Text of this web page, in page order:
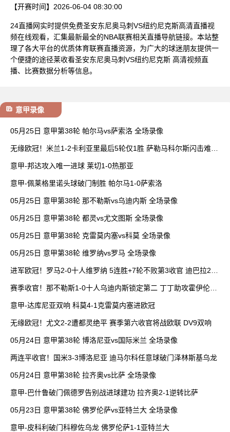
【开赛时间】 2026-06-04 08:30:00
24直播网实时提供免费圣安东尼奥马刺VS纽约尼克斯高清直播视
频在线观看，汇集最新最全的NBA联赛相关直播导航链接。本站整
理了各大平台的优质体育联赛直播资源，为广大的球迷朋友提供一
个便捷的途径莱收看圣安东尼奥马刺VS纽约尼克斯 高清视频直
播、比赛数据分析等信息。
意甲录像
05月25日 意甲第38轮 帕尔马vs萨索洛 全场录像
无缘欧冠！米兰1-2卡利亚里最后5轮仅1胜 萨勒马科尔斯闪击难救
意甲-邦达攻入唯一进球 莱切1-0热那亚
意甲-佩莱格里诺头球破门制胜 帕尔马1-0萨索洛
05月25日 意甲第38轮 那不勒斯vs乌迪内斯 全场录像
05月25日 意甲第38轮 都灵vs尤文图斯 全场录像
05月25日 意甲第38轮 克雷莫内塞vs科莫 全场录像
05月25日 意甲第38轮 维罗纳vs罗马 全场录像
进军欧冠！罗马2-0十人维罗纳 5连胜+7轮不败第3收官 迪巴拉2助
赛季收官！那不勒斯1-0十人乌迪内斯锁定第二 丁丁助攻霍伊伦制
意甲-达库尼亚双响 科莫4-1克雷莫内塞进欧冠
无缘欧冠！尤文2-2遭都灵绝平 赛季第六收官将战欧联 DV9双响
05月24日 意甲第38轮 博洛尼亚vs国际米兰 全场录像
两连平收官！国米3-3博洛尼亚 迪马尔科任意球破门泽林斯基乌龙
05月24日 意甲第38轮 拉齐奥vs比萨 全场录像
意甲-巴什鲁破门佩德罗告别战进球建功 拉齐奥2-1逆转比萨
05月23日 意甲第38轮 佛罗伦萨vs亚特兰大 全场录像
意甲-皮科利破门科穆佐乌龙 佛罗伦萨1-1亚特兰大